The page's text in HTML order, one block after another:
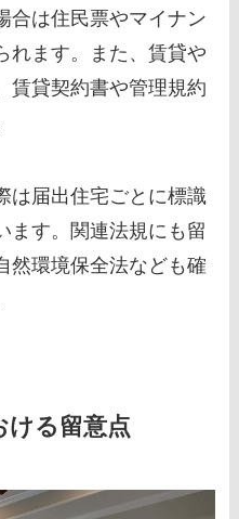
合は住民票やマイナン
れます。また、賃貸や
賃貸契約書や管理規約
は届出住宅ごとに標識
ます。関連法規にも留
然環境保全法なども確
ける留意点